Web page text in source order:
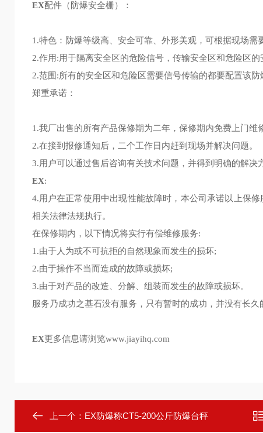
EX配件（防爆安全栅）：
1.特色：防爆等级高、安全可靠、外形美观，可根据现场需
2.作用:用于隔离安全区的危险信号，传输安全区和危险区的
2.范围:所有的安全区和危险区需要信号传输的都要配置该防
郑重承诺：
1.我厂出售的所有产品保修期为二年，保修期内免费上门维
2.在接到报修通知后，二个工作日内赶到现场并解决问题。
3.用户可以通过售后咨询有关技术问题，并得到明确的解决
EX:
4.用户在正常使用中出现性能故障时，本公司承诺以上保
相关法律法规执行。
在保修期内，以下情况将实行有偿维修服务:
1.由于人为或不可抗拒的自然现象而发生的损坏;
2.由于操作不当而造成的故障或损坏;
3.由于对产品的改造、分解、组装而发生的故障或损坏。
服务乃成功之基石没有服务，只有暂时的成功，并没有长久
EX更多信息请浏览www.jiayihq.com
上一个： EX防爆称CT5-200公斤防爆台秤